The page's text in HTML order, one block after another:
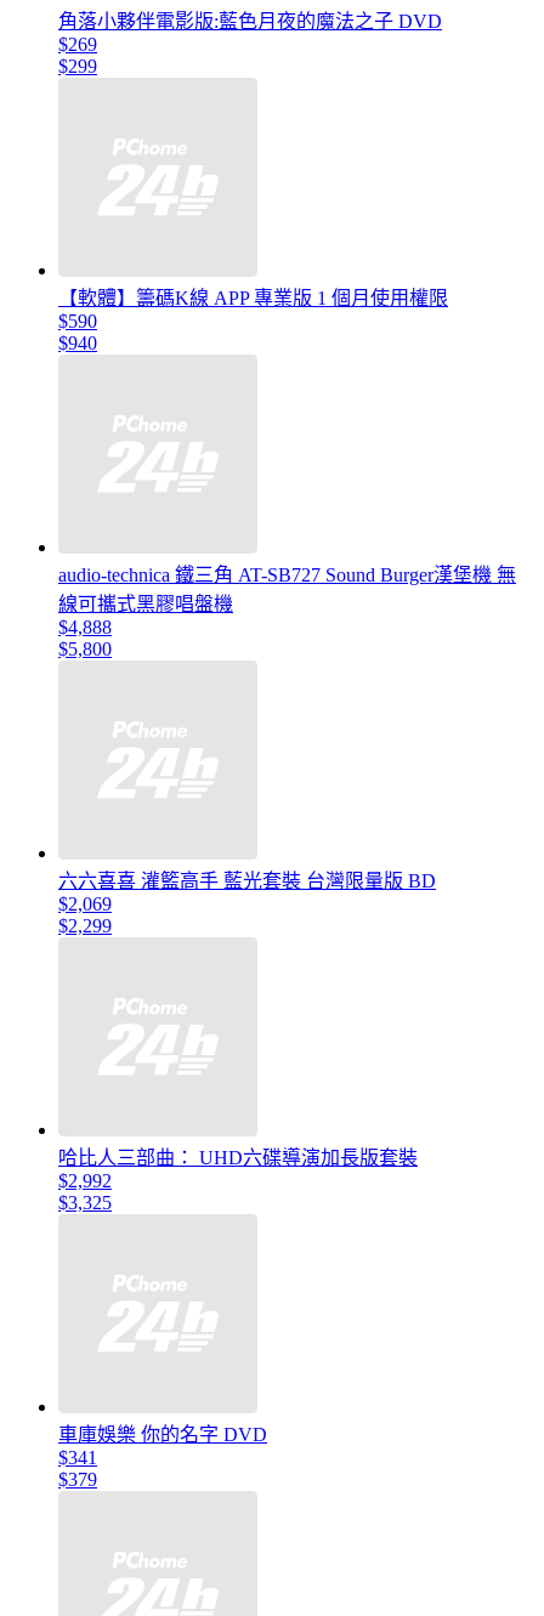
角落小夥伴電影版:藍色月夜的魔法之子 DVD
$269
$299
【軟體】籌碼K線 APP 專業版 1 個月使用權限
$590
$940
audio-technica 鐵三角 AT-SB727 Sound Burger漢堡機 無
線可攜式黑膠唱盤機
$4,888
$5,800
六六喜喜 灌籃高手 藍光套裝 台灣限量版 BD
$2,069
$2,299
哈比人三部曲： UHD六碟導演加長版套裝
$2,992
$3,325
車庫娛樂 你的名字 DVD
$341
$379